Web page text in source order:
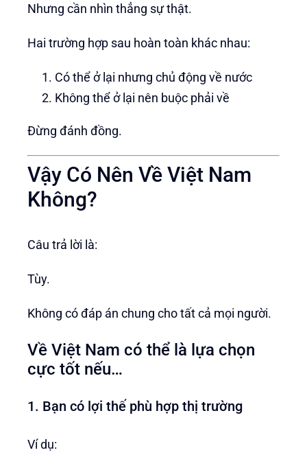
Nhưng cần nhìn thẳng sự thật.
Hai trường hợp sau hoàn toàn khác nhau:
Có thể ở lại nhưng chủ động về nước
Không thể ở lại nên buộc phải về
Đừng đánh đồng.
Vậy Có Nên Về Việt Nam
Không?
Câu trả lời là:
Tùy.
Không có đáp án chung cho tất cả mọi người.
Về Việt Nam có thể là lựa chọn
cực tốt nếu…
1. Bạn có lợi thế phù hợp thị trường
Ví dụ: